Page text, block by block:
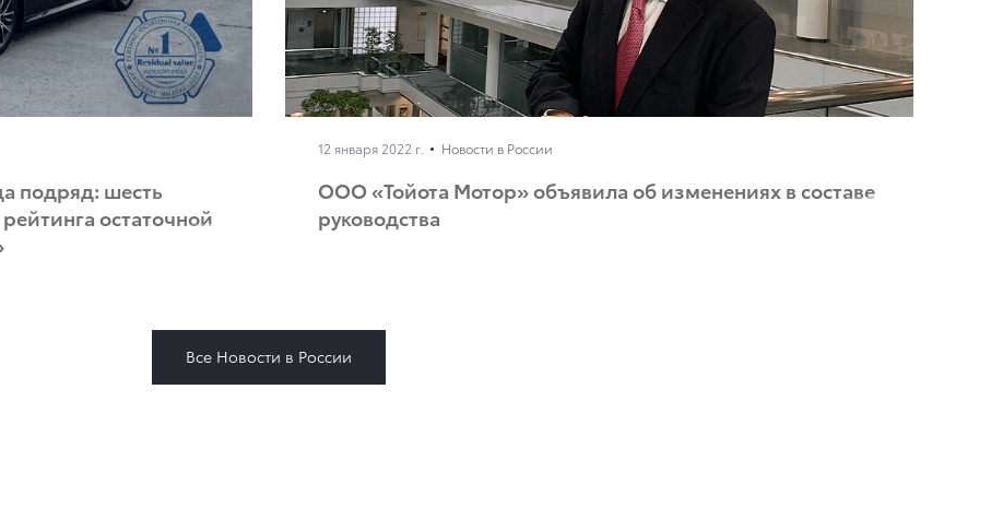
подряд: шесть
остаточной
12 января 2022 г. Новости в России
ООО «Тойота Мотор» объявила об изменениях в составе
руководства
Все Новости в России